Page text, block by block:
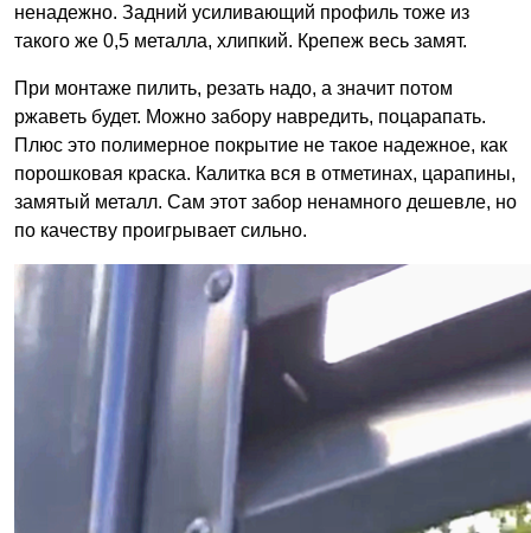
ненадежно. Задний усиливающий профиль тоже из
такого же 0,5 металла, хлипкий. Крепеж весь замят.
При монтаже пилить, резать надо, а значит потом
ржаветь будет. Можно забору навредить, поцарапать.
Плюс это полимерное покрытие не такое надежное, как
порошковая краска. Калитка вся в отметинах, царапины,
замятый металл. Сам этот забор ненамного дешевле, но
по качеству проигрывает сильно.